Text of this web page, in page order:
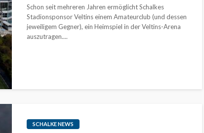
Schon seit mehreren Jahren ermöglicht Schalkes
Stadionsponsor Veltins einem Amateurclub (und dessen
jeweiligem Gegner), ein Heimspiel in der Veltins-Arena
auszutragen....
SCHALKE NEWS